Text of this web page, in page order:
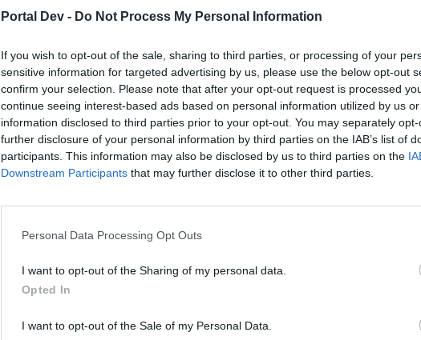
Portal Dev - Do Not Process My Personal Information
If you wish to opt-out of the sale, sharing to third parties, or processing of your
sensitive information for targeted advertising by us, please use the below opt-out
confirm your selection. Please note that after your opt-out request is processed
continue seeing interest-based ads based on personal information utilized by us
information disclosed to third parties prior to your opt-out. You may separately
further disclosure of your personal information by third parties on the IAB’s list of
participants. This information may also be disclosed by us to third parties on the
Downstream Participants that may further disclose it to other third parties.
Personal Data Processing Opt Outs
I want to opt-out of the Sharing of my personal data.
Opted In
I want to opt-out of the Sale of my Personal Data.
Здравейте, фермери!
Посетете Маца Маус и й помогнете да украси
със зловеща декорация и спечелете страхотни
Начало: 01.04.2024 г. в 15:00 ч.
Край: 03.04.2024 г. в 23:00 ч.
Повече информация